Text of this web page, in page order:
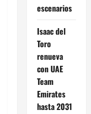
escenarios
Isaac del
Toro
renueva
con UAE
Team
Emirates
hasta 2031